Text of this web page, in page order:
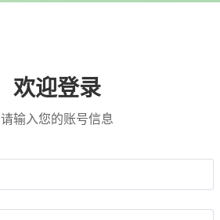
欢迎登录
请输入您的账号信息